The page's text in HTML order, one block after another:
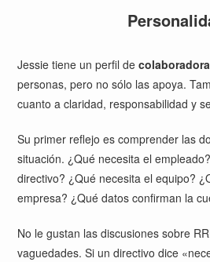
Jessie tiene un perfil decolaboradora
personas, pero no sólo las apoya.
cuanto a claridad, responsabilidad y
Su primer reflejo es comprender las
situación. ¿Qué necesita el
directivo? ¿Qué necesita el equipo?
empresa? ¿Qué datos confirman la
No le gustan las discusiones sobre
vaguedades. Si un directivo dice